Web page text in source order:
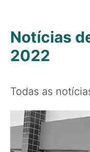
Notícias
2022
Todas as